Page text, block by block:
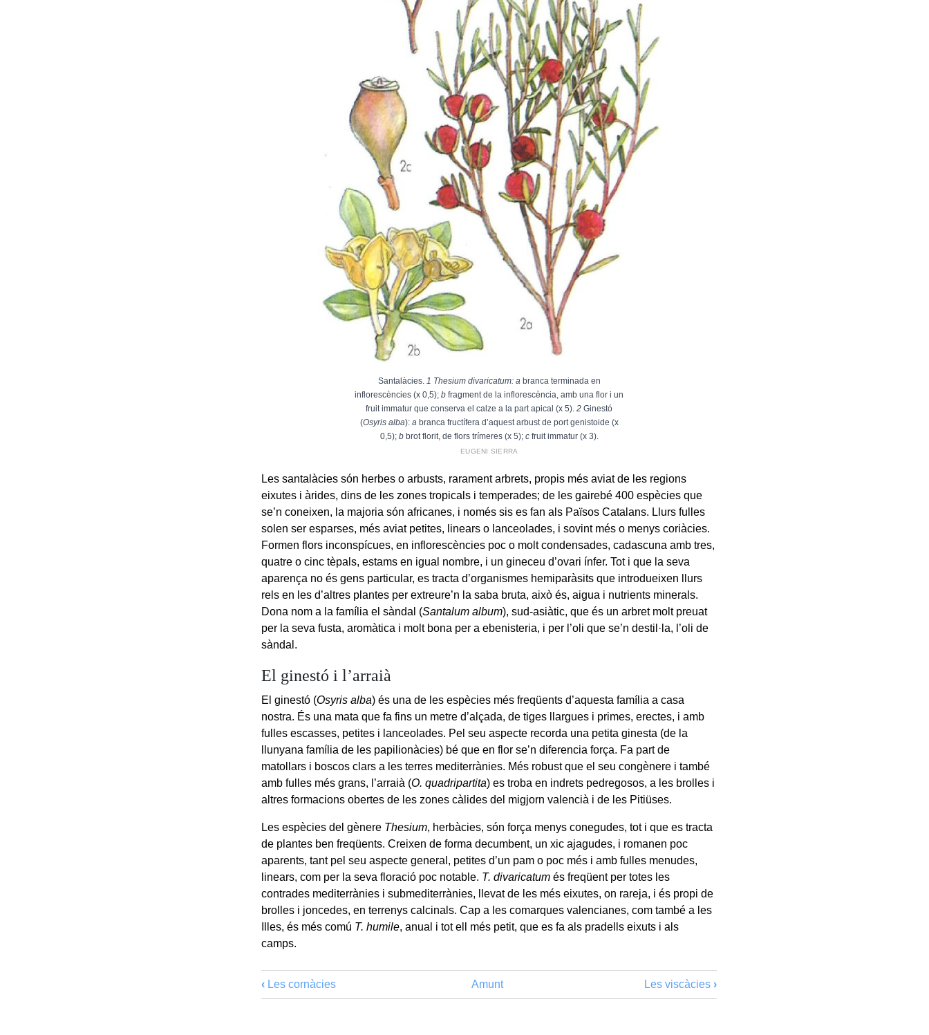
Santalàcies. 1 Thesium divaricatum: abranca terminada en
inflorescències (x 0,5);b fragment de la inflorescència, amb una flor i un
fruit immatur que conserva el calze a la part apical (x 5).2 Ginestó
(Osyris alba): abranca fructífera d’aquest arbust de port genistoide (x
0,5); bbrot florit, de flors trímeres (x 5); cfruit immatur (x 3).
EUGENI SIERRA
Les santalàcies són herbes o arbusts, rarament arbrets, propis més aviat de les regions
eixutes i àrides, dins de les zones tropicals i temperades; de les gairebé 400 espècies que
se’n coneixen, la majoria són africanes, i només sis es fan als Països Catalans. Llurs fulles
solen ser esparses, més aviat petites, linears o lanceolades, i sovint més o menys coriàcies.
Formen flors inconspícues, en inflorescències poc o molt condensades, cadascuna amb tres,
quatre o cinc tèpals, estams en igual nombre, i un gineceu d’ovari ínfer. Tot i que la seva
aparença no és gens particular, es tracta d’organismes hemiparàsits que introdueixen llurs
rels en les d’altres plantes per extreure’n la saba bruta, això és, aigua i nutrients minerals.
Dona nom a la família el sàndal (Santalum album), sud-asiàtic, que és un arbret molt preuat
per la seva fusta, aromàtica i molt bona per a ebenisteria, i per l’oli que se’n destil·la, l’oli de
sàndal.
El ginestó i l’arraià
El ginestó (Osyris alba) és una de les espècies més freqüents d’aquesta família a casa
nostra. És una mata que fa fins un metre d’alçada, de tiges llargues i primes, erectes, i amb
fulles escasses, petites i lanceolades. Pel seu aspecte recorda una petita ginesta (de la
llunyana família de les papilionàcies) bé que en flor se’n diferencia força. Fa part de
matollars i boscos clars a les terres mediterrànies. Més robust que el seu congènere i també
amb fulles més grans, l’arraià (O. quadripartita) es troba en indrets pedregosos, a les brolles i
altres formacions obertes de les zones càlides del migjorn valencià i de les Pitiüses.
Les espècies del gènere Thesium, herbàcies, són força menys conegudes, tot i que es tracta
de plantes ben freqüents. Creixen de forma decumbent, un xic ajagudes, i romanen poc
aparents, tant pel seu aspecte general, petites d’un pam o poc més i amb fulles menudes,
linears, com per la seva floració poc notable. T. divaricatum és freqüent per totes les
contrades mediterrànies i submediterrànies, llevat de les més eixutes, on rareja, i és propi de
brolles i joncedes, en terrenys calcinals. Cap a les comarques valencianes, com també a les
Illes, és més comú T. humile, anual i tot ell més petit, que es fa als pradells eixuts i als
camps.
‹ Les cornàcies Amunt Les viscàcies ›